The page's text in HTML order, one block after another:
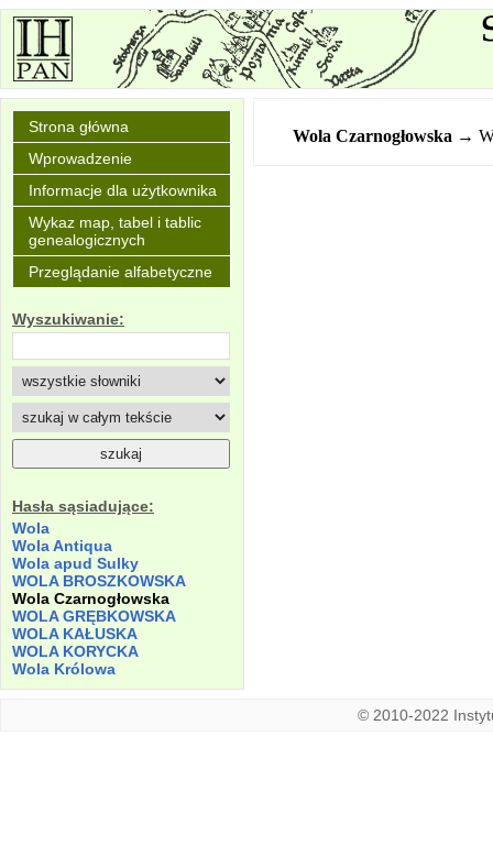
Strona główna
Wprowadzenie
Informacje dla użytkownika
Wykaz map, tabel i tablic
genealogicznych
Przeglądanie alfabetyczne
Wyszukiwanie:
Hasła sąsiadujące:
Wola
Wola Antiqua
Wola apud Sulky
WOLA BROSZKOWSKA
Wola Czarnogłowska
WOLA GRĘBKOWSKA
WOLA KAŁUSKA
WOLA KORYCKA
Wola Królowa
Wola Czarnogłowska →
© 2010-2022